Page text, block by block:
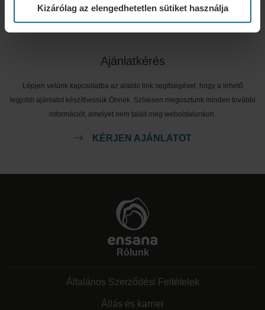
Kizárólag az elengedhetetlen sütiket használja
FOGLALÁS
Ajánlatkérés
Lépjen velünk kapcsolatba az alábbi link segítségével, hogy a lehető
legjobb ajánlatot készíthessük Önnek. Szívesen megosztunk minden további
információt, amelyet nem talált meg weboldalunkon.
KÉRJEN AJÁNLATOT
Rólunk
Általános Szerződési Feltételek
Állás és karrier